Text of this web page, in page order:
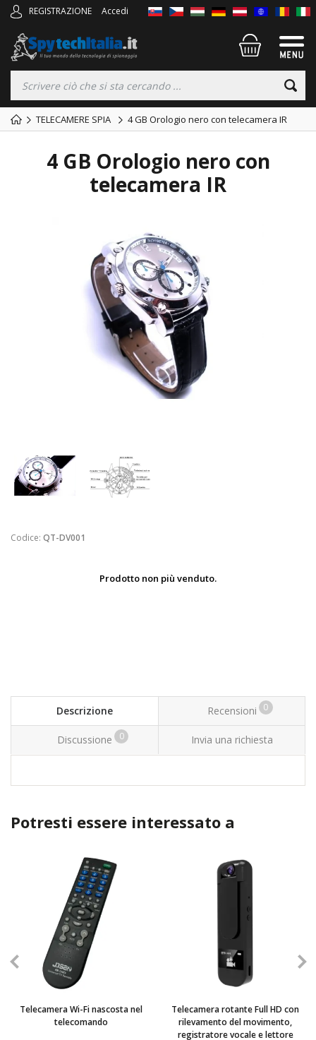
REGISTRAZIONE Accedi
TELECAMERE SPIA 4 GB Orologio nero con telecamera IR
4 GB Orologio nero con
telecamera IR
Codice: QT-DV001
Prodotto non più venduto.
Descrizione Recensioni 0
Discussione 0 Invia una richiesta
Potresti essere interessato a
Telecamera Wi-Fi nascosta nel
telecomando
Telecamera rotante Full HD con
rilevamento del movimento,
registratore vocale e lettore